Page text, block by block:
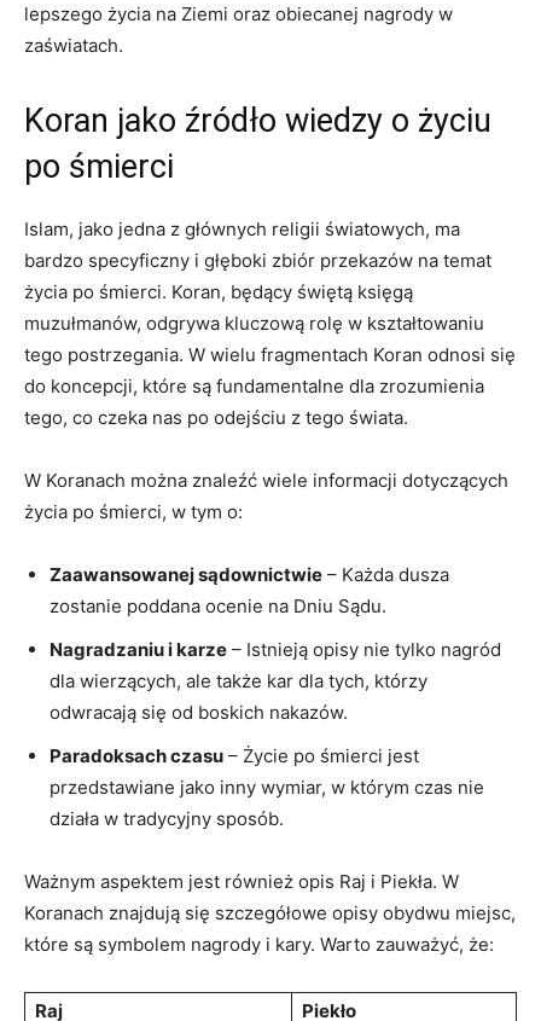
lepszego życia na Ziemi ⁢oraz obiecanej nagrody w
zaświatach.
Koran jako źródło wiedzy o życiu
po śmierci
Islam, jako jedna⁣ z⁣ głównych religii światowych, ma
bardzo specyficzny i głęboki zbiór przekazów na temat
życia po śmierci. Koran, będący świętą księgą
muzułmanów, odgrywa kluczową ‌rolę w kształtowaniu
tego ​postrzegania. ⁢W wielu fragmentach Koran odnosi się
do koncepcji, które ​są fundamentalne dla zrozumienia⁤
tego, co czeka nas po odejściu z tego świata.
W Koranach można znaleźć wiele informacji dotyczących
życia po śmierci, w tym o:
Zaawansowanej sądownictwie – Każda dusza
zostanie poddana ocenie​ na Dniu Sądu.
Nagradzaniu i karze – Istnieją​ opisy nie ⁤tylko⁣ nagród
dla wierzących, ale także kar dla tych, ⁣którzy
odwracają się od boskich nakazów.
Paradoksach czasu ⁤– Życie po śmierci ‍jest
przedstawiane jako inny wymiar, w którym czas⁤ nie
działa w tradycyjny sposób.
Ważnym aspektem jest również opis Raj ⁤i Piekła. W
Koranach znajdują się szczegółowe opisy obydwu miejsc,
które są symbolem nagrody i kary. Warto⁢ zauważyć, ‌że:
Raj
Piekło